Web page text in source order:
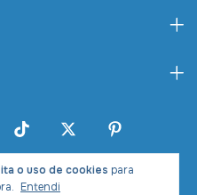
o uso de cookies para
Entendi